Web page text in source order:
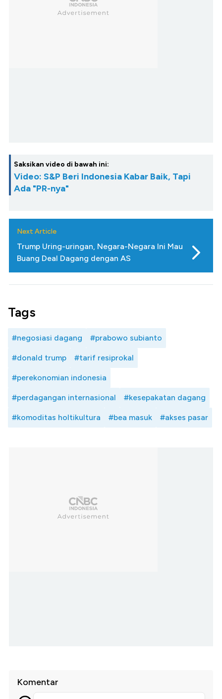
Saksikan video di bawah ini:
Video: S&P Beri Indonesia Kabar Baik, Tapi
Ada "PR-nya"
Next Article
Trump Uring-uringan, Negara-Negara Ini Mau
Buang Deal Dagang dengan AS
Tags
#negosiasi dagang #prabowo subianto
#donald trump #tarif resiprokal
#perekonomian indonesia
#perdagangan internasional #kesepakatan dagang
#komoditas holtikultura #bea masuk #akses pasar
Komentar